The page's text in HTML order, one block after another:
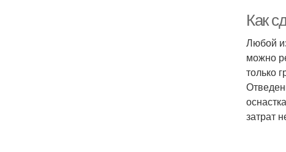
Как
Любой
можно
только
затрат